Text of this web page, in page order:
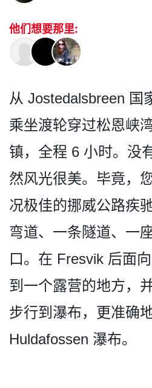
他们想要那里:
从 Jostedalsbreen 国
乘坐渡轮­穿过松恩峡
镇，全程 6 小时。没
然­风光很美。毕竟，
况极佳的挪威公路­疾
弯道、一条隧道、一
口。在 Fresvik 后面
到一个­露营的地方，
步行到瀑布，更准确
Huldafossen 瀑布。